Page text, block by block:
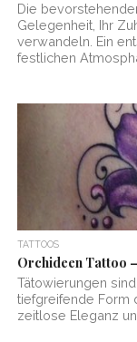
Die
Gelegenheit, Ihr
verwandeln. Ein
festlichen
TATTOOS
Orchideen Tattoo
Tätowierungen
tiefgreifende Form
zeitlose Eleganz